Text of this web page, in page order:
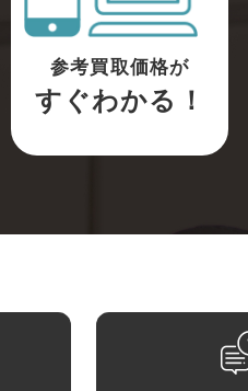
参考買取価格が
すぐわかる！